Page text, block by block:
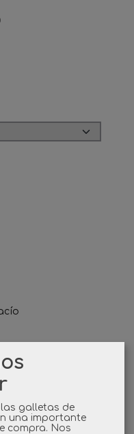
las galletas de
una importante
compra. Nos